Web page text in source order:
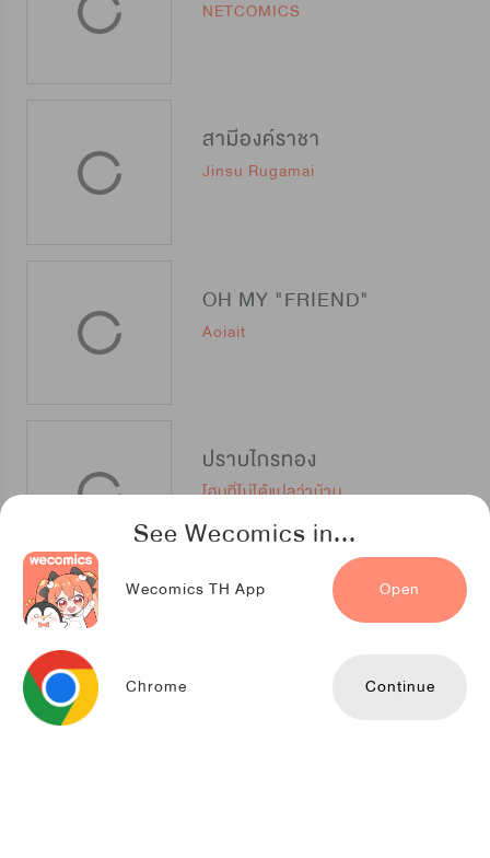
See Wecomics in...
Wecomics TH App Open
Chrome Continue
NETCOMICS
สามีองค์ราชา
Jinsu Rugamai
OH MY "FRIEND"
Aoiait
ปราบไกรทอง
โฮมที่ไม่ได้แปลว่าบ้าน
ขอเหตุผลดีๆ ที่ทำให้ตุ๊ดวัย 21 ปี ทะลุมิติมาอยู่ในร่างชายชาตรีที่เป็นประมุขพรรคมารด้วยค่ะ